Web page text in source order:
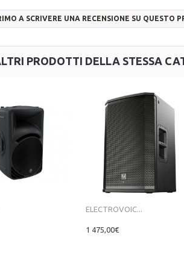
A SCRIVERE UNA RECENSIONE SU QUESTO
PRODOTTI DELLA STESSA
ELECTROVOIC...
1 475,00€